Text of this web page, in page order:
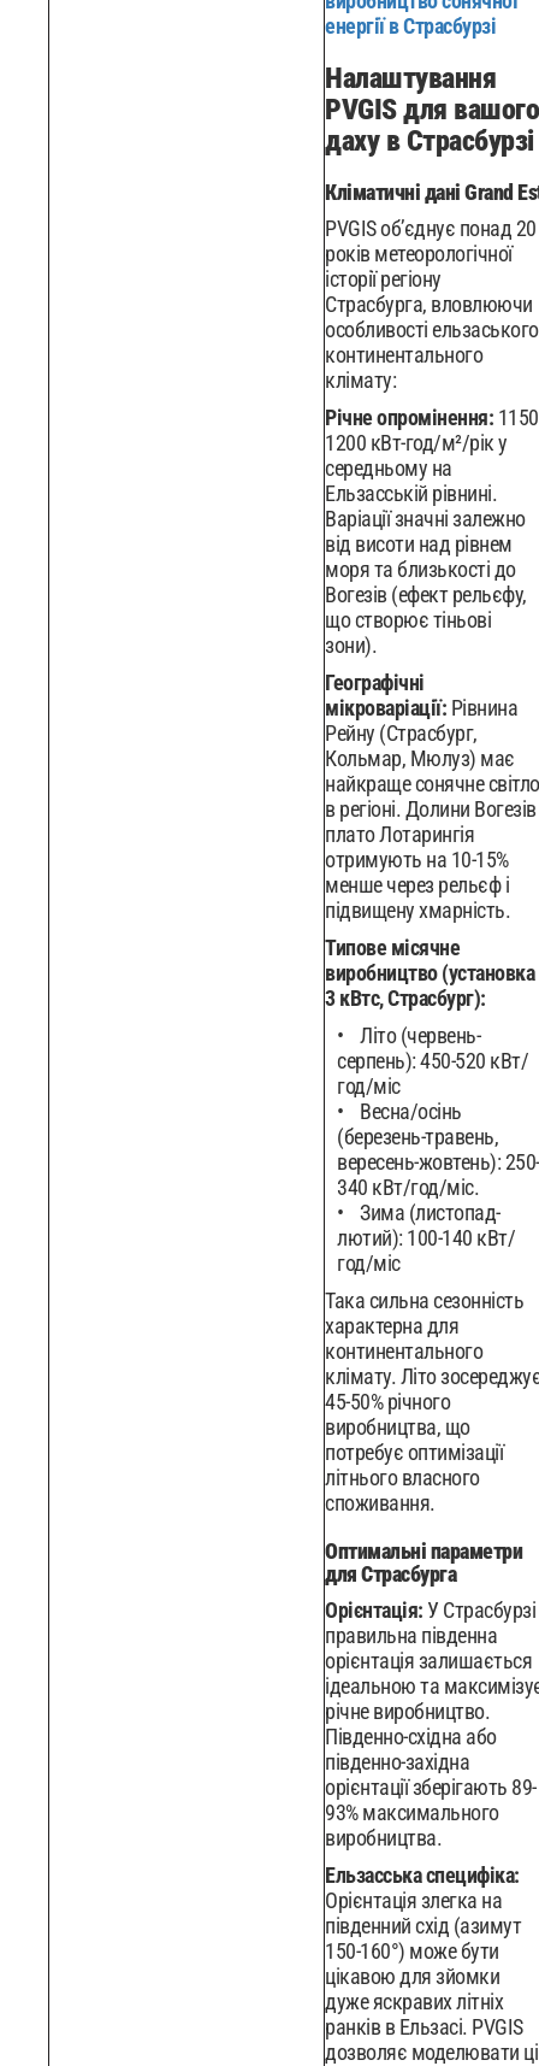
енергії в Страсбурзі
Налаштування
PVGIS для вашого
даху в Страсбурзі
Кліматичні дані Grand
PVGIS об’єднує понад 20
років метеорологічної
історії регіону
Страсбурга, вловлюючи
особливості ельзаського
континентального
клімату:
Річне опромінення:
1200 кВт-год/м²/рік у
середньому на
Ельзасській рівнині.
Варіації значні залежно
від висоти над рівнем
моря та близькості до
Вогезів (ефект рельєфу,
що створює тіньові
зони).
Географічні
мікроваріації: Рівнина
Рейну (Страсбург,
Кольмар, Мюлуз) має
найкраще сонячне світло
в регіоні. Долини Вогезів
плато Лотарингія
отримують на 10-15%
менше через рельєф і
підвищену хмарність.
Типове місячне
виробництво (установка
3 кВтc, Страсбург):
Літо (червень-
серпень): 450-520 кВт/
год/міс
Весна/осінь
(березень-травень,
вересень-жовтень): 250-
340 кВт/год/міс.
Зима (листопад-
лютий): 100-140 кВт/
год/міс
Така сильна сезонність
характерна для
континентального
клімату. Літо
45-50% річного
виробництва, що
потребує оптимізації
літнього власного
споживання.
Оптимальні параметри
для Страсбурга
Орієнтація: У Страсбурзі
правильна південна
орієнтація залишається
ідеальною та
річне виробництво.
Південно-східна або
південно-західна
орієнтації зберігають 89-
93% максимального
виробництва.
Ельзасська специфіка:
Орієнтація злегка на
південний схід (азимут
150-160°) може бути
цікавою для зйомки
дуже яскравих літніх
ранків в Ельзасі. PVGIS
дозволяє моделювати ці